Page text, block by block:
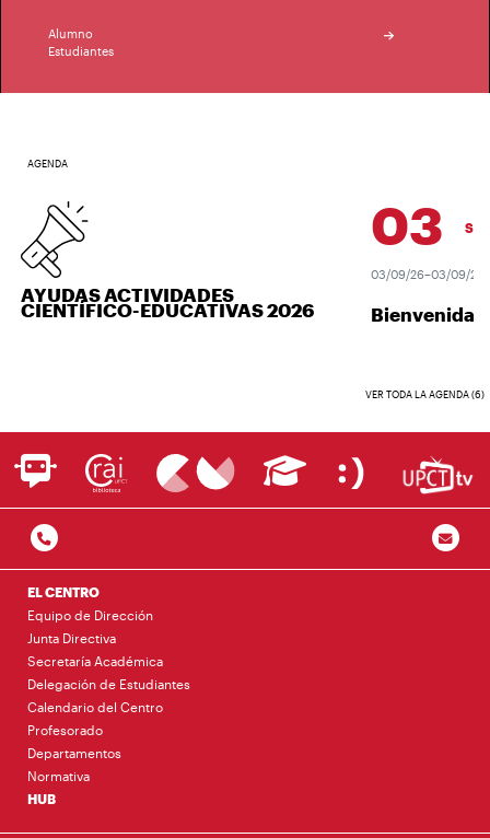
Alumno
Estudiantes
AGENDA
AYUDAS ACTIVIDADES
CIENTÍFICO-EDUCATIVAS 2026
03 SEP.
03/09/26–03/09/26
Bienvenida
VER TODA LA AGENDA (6)
EL CENTRO
Equipo de Dirección
Junta Directiva
Secretaría Académica
Delegación de Estudiantes
Calendario del Centro
Profesorado
Departamentos
Normativa
HUB